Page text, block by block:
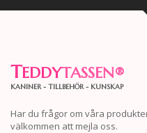
TEDDYTASSEN®
KANINER - TILLBEHÖR - KUNSKAP
Har du frågor om våra
välkommen att mejla oss.